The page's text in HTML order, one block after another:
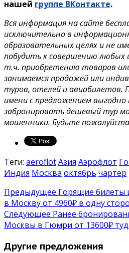
нашей группе ВКонтакте.
Вся информация на сайте
исключительно в
образовательных целях и не
побудить к совершению любых
т.ч. приобретению товаров
занимаемся продажей или
туров, отелей и авиабилетов.
имени с предложением
забронировать дешевый тур
мошенники. Будьте
Теги: aeroflotАзия Аэрофлот
Индия Москва октябрь чартер
Предыдущее Горящие билеты
в Москву от 4960₽ в одну
Следующее Ранее
Москвы в Гюмри от 13600₽
Другие предложения